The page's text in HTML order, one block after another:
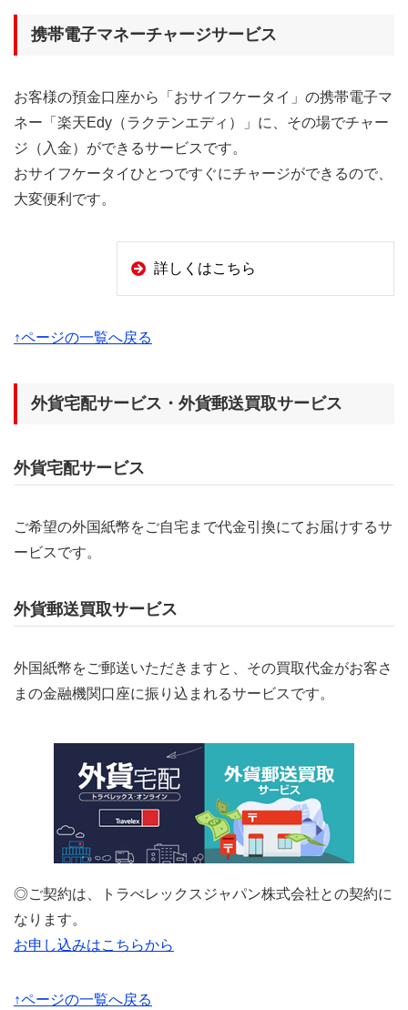
携帯電子マネーチャージサービス
お客様の預金口座から「おサイフケータイ」の携帯電子マ
ネー「楽天Edy（ラクテンエディ）」に、その場でチャー
ジ（入金）ができるサービスです。
おサイフケータイひとつですぐにチャージができるので、
大変便利です。
詳しくはこちら
↑ページの一覧へ戻る
外貨宅配サービス・外貨郵送買取サービス
外貨宅配サービス
ご希望の外国紙幣をご自宅まで代金引換にてお届けするサ
ービスです。
外貨郵送買取サービス
外国紙幣をご郵送いただきますと、その買取代金がお客さ
まの金融機関口座に振り込まれるサービスです。
◎ご契約は、トラべレックスジャパン株式会社との契約に
なります。
お申し込みはこちらから
↑ページの一覧へ戻る